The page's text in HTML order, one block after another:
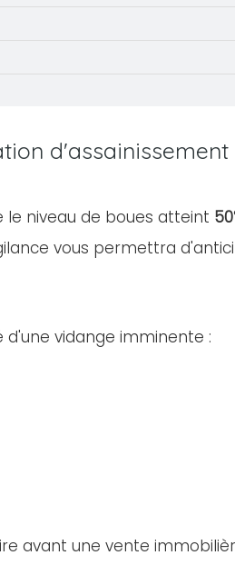
d'assainissement
niveau de boues atteint
vous permettra
vidange imminente :
avant une vente